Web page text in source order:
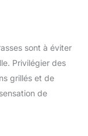
sont à éviter
Privilégier des
grillés et de
de